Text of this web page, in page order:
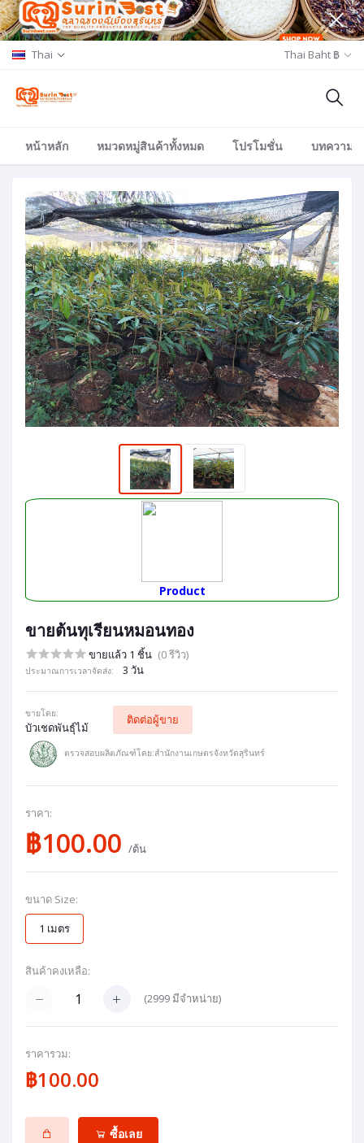
Thai Thai Baht ฿
หน้าหลัก หมวดหมู่สินค้าทั้งหมด โปรโมชั่น บทความ/
Product
ขายต้นทุเรียนหมอนทอง
ขายแล้ว 1 ชิ้น (0 รีวิว)
ประมาณการเวลาจัดส่ง: 3 วัน
ขายโดย:
บัวเชดพันธุ์ไม้
ติดต่อผู้ขาย
ตรวจสอบผลิตภัณฑ์โดย:สำนักงานเกษตรจังหวัดสุรินทร์
ราคา:
฿100.00 /ต้น
ขนาด Size:
1 เมตร
สินค้าคงเหลือ:
(2999มีจำหน่าย)
ราคารวม:
฿100.00
ซื้อเลย